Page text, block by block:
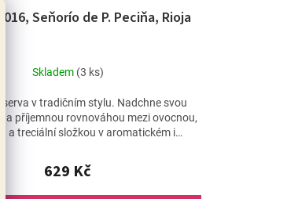
Seňorío de P. Peciňa, Rioja
Skladem (3 ks)
629 Kč
v tradičním stylu. Nadchne svou
a příjemnou rovnováhou mezi ovocnou,
a treciální složkou v aromatickém i